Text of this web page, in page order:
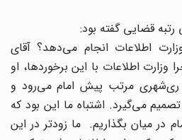
قضایی گفته بود:
اطلاعات انجام می‌دهد؟ آقای
اطلاعات با این برخوردها، او
ری‌شهری مرتب پیش امام می‌رود و
می‌گیرد. اشتباه ما این بود که
در میان بگذاریم. ما زودتر در این